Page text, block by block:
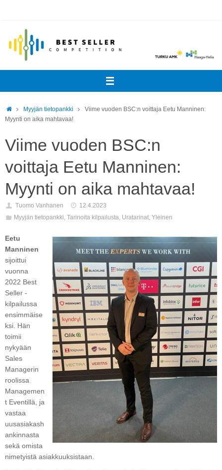
HomeMyyjän tietopankki
Viime vuoden BSC:n voittaja Eetu Manninen:
Myynti on aika mahtavaa!
Viime vuoden BSC:n
voittaja Eetu Manninen:
Myynti on aika mahtavaa!
Tuomo Vanhanen
12.4.2023
Myyjän tietopankki, Tarinoita kilpailusta, Uratarinat, Yleinen
Eetu
Manninen
sijoittui
vuonna
2022 Best
Seller -
kilpailussa
ensimmäise
ksi. Hän
toimii
nykyään
Sales
Managerin
roolissa
Managemen
t Eventillä, ja
vastaa
uusasiakash
ankinnasta
sekä omista
nimetyistä asiakkuuksistaan.